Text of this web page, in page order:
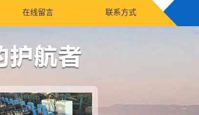
在线留言 联系方式